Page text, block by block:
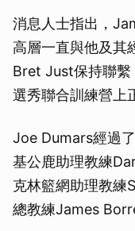
消息人士指出，
高層一直與他及其
Bret Just保持聯繫
選秀聯合訓練營上
Joe Dumars經過
基公鹿助理教練
克林籃網助理教練
總教練James